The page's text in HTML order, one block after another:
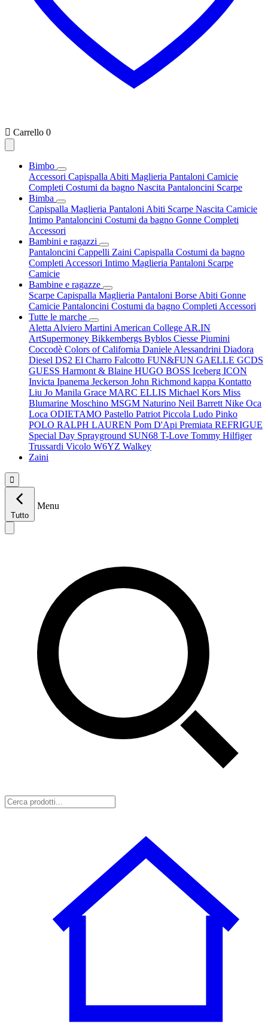
 Carrello 0
Bimbo
Accessori Capispalla Abiti Maglieria Pantaloni Camicie
Completi Costumi da bagno Nascita Pantaloncini Scarpe
Bimba
Capispalla Maglieria Pantaloni Abiti Scarpe Nascita Camicie
Intimo Pantaloncini Costumi da bagno Gonne Completi
Accessori
Bambini e ragazzi
Pantaloncini Cappelli Zaini Capispalla Costumi da bagno
Completi Accessori Intimo Maglieria Pantaloni Scarpe
Camicie
Bambine e ragazze
Scarpe Capispalla Maglieria Pantaloni Borse Abiti Gonne
Camicie Pantaloncini Costumi da bagno Completi Accessori
Tutte le marche
Aletta Alviero Martini American College AR.IN
ArtSupermoney Bikkembergs Byblos Ciesse Piumini
Coccodè Colors of California Daniele Alessandrini Diadora
Diesel DS2 El Charro Falcotto FUN&FUN GAELLE GCDS
GUESS Harmont & Blaine HUGO BOSS Iceberg ICON
Invicta Ipanema Jeckerson John Richmond kappa Kontatto
Liu Jo Manila Grace MARC ELLIS Michael Kors Miss
Blumarine Moschino MSGM Naturino Neil Barrett Nike Oca
Loca ODIETAMO Pastello Patriot Piccola Ludo Pinko
POLO RALPH LAUREN Pom D'Api Premiata REFRIGUE
Special Day Sprayground SUN68 T-Love Tommy Hilfiger
Trussardi Vicolo W6YZ Walkey
Zaini

Tutto
Menu